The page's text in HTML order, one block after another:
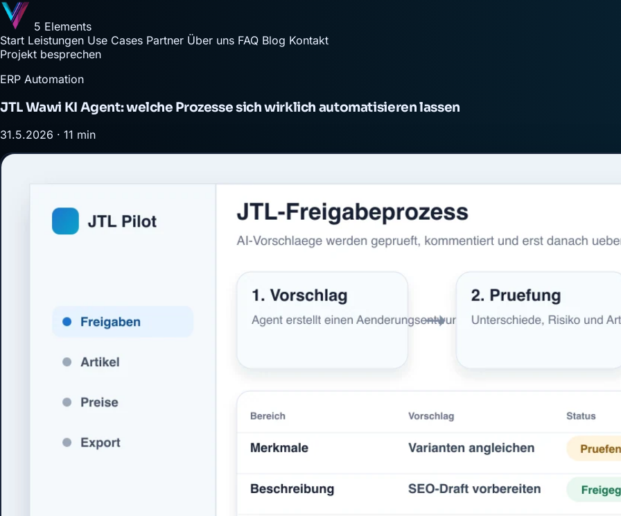
5 Elements
Start Leistungen Use Cases Partner Über uns FAQ Blog Kontakt
Projekt besprechen
ERP Automation
JTL Wawi KI Agent: welche Prozesse sich wirklich automatisieren lassen
31.5.2026 · 11 min